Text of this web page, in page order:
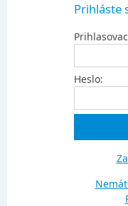
Prihláste
Heslo: